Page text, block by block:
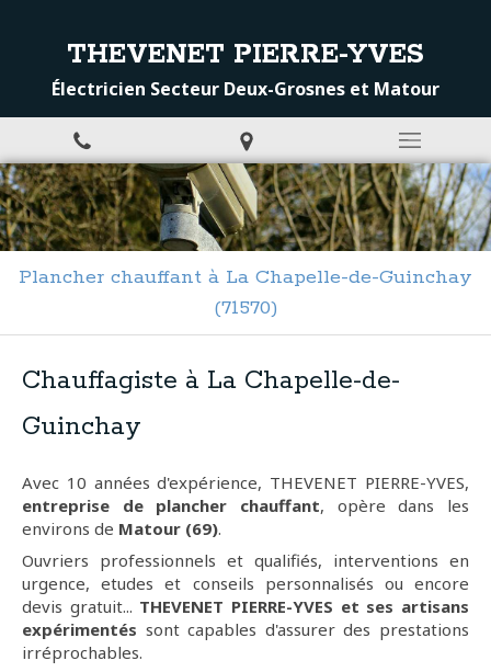
THEVENET PIERRE-YVES
Électricien Secteur Deux-Grosnes et Matour
Plancher chauffant à La Chapelle-de-Guinchay
(71570)
Chauffagiste à La Chapelle-de-
Guinchay
Avec 10 années d'expérience, THEVENET PIERRE-YVES,
entreprise de plancher chauffant, opère dans les
environs de Matour (69).
Ouvriers professionnels et qualifiés, interventions en
urgence, etudes et conseils personnalisés ou encore
devis gratuit... THEVENET PIERRE-YVES et ses artisans
expérimentés sont capables d'assurer des prestations
irréprochables.